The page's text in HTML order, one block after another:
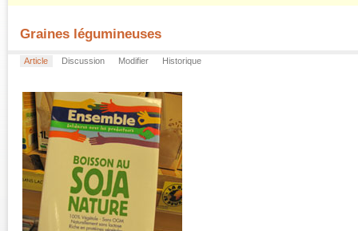
Graines légumineuses
Article Discussion Modifier Historique